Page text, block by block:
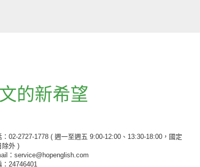
的新希望
：02-2727-1778 ( 週一至週五 9:00-12:00、13:30-18:00，國定
除外 )
：service@hopenglish.com
：24746401